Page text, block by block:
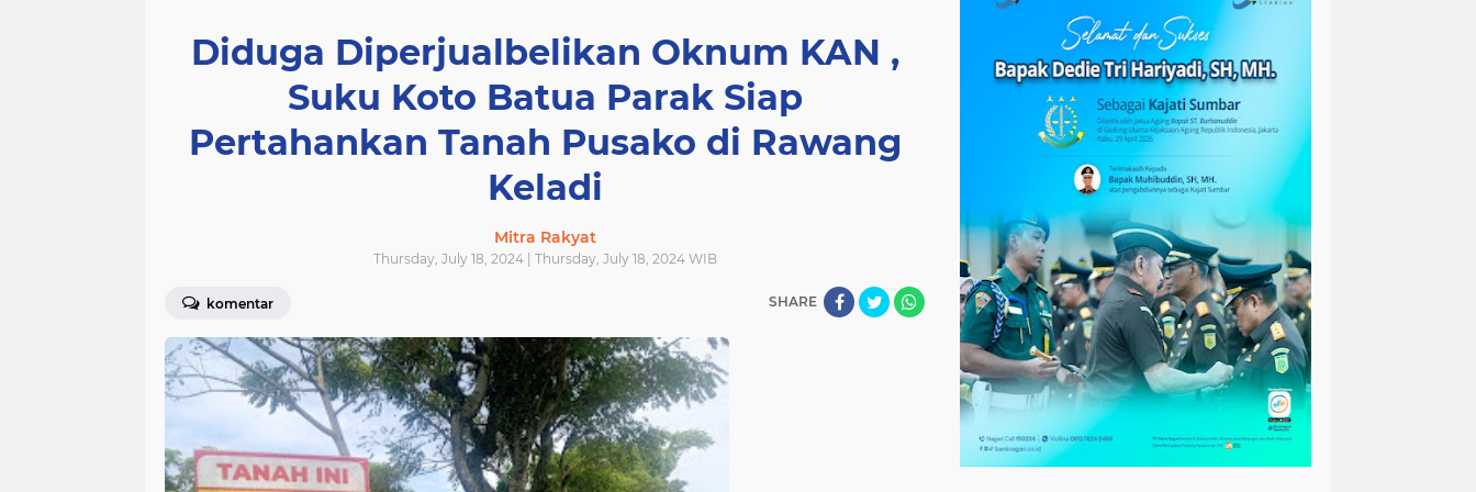
Diduga Diperjualbelikan Oknum KAN ,
Suku Koto Batua Parak Siap
Pertahankan Tanah Pusako di Rawang
Keladi
Mitra Rakyat
Thursday, July 18, 2024 | Thursday, July 18, 2024 WIB
komentar SHARE